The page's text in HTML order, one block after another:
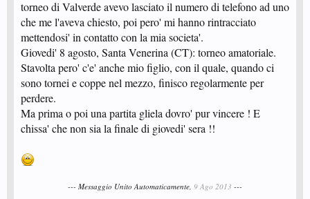
torneo di Valverde avevo lasciato il numero di telefono ad uno
che me l'aveva chiesto, poi pero' mi hanno rintracciato
mettendosi' in contatto con la mia societa'.
Giovedi' 8 agosto, Santa Venerina (CT): torneo amatoriale.
Stavolta pero' c'e' anche mio figlio, con il quale, quando ci
sono tornei e coppe nel mezzo, finisco regolarmente per
perdere.
Ma prima o poi una partita gliela dovro' pur vincere ! E
chissa' che non sia la finale di giovedi' sera !!
--- Messaggio Unito Automaticamente, 9 Ago 2013 ---